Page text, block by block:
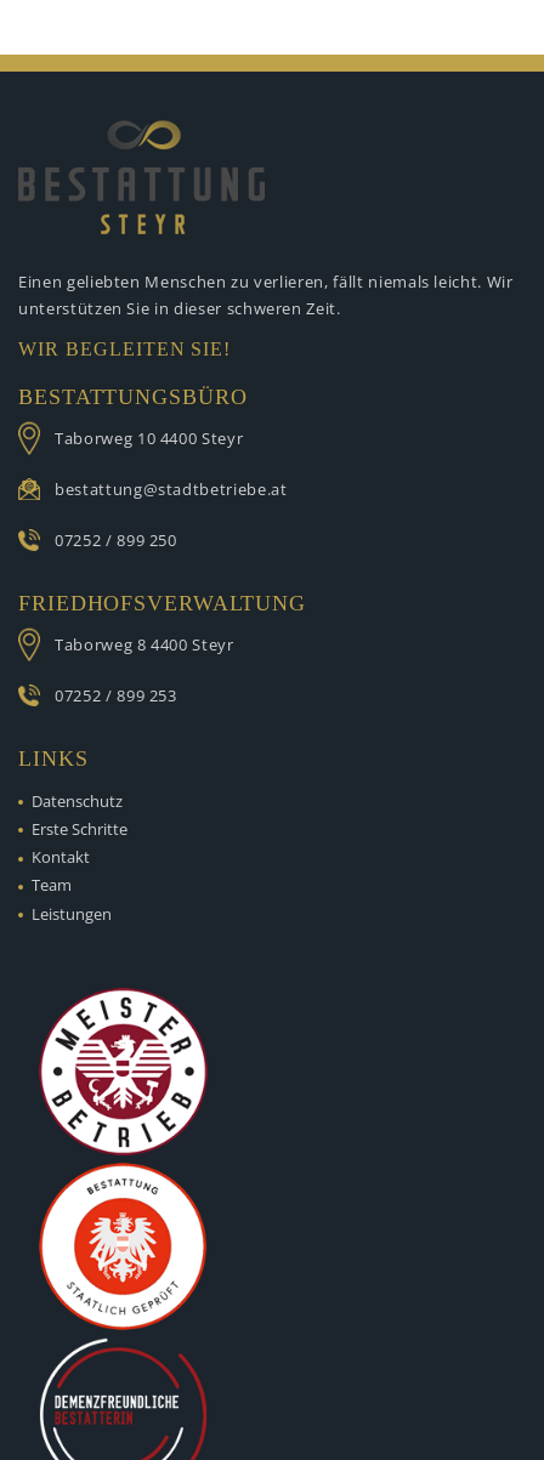
Einen geliebten Menschen zu verlieren, fällt niemals leicht. Wir
unterstützen Sie in dieser schweren Zeit.
WIR BEGLEITEN SIE!
BESTATTUNGSBÜRO
Taborweg 10 4400 Steyr
bestattung@stadtbetriebe.at
07252 / 899 250
FRIEDHOFSVERWALTUNG
Taborweg 8 4400 Steyr
07252 / 899 253
LINKS
Datenschutz
Erste Schritte
Kontakt
Team
Leistungen